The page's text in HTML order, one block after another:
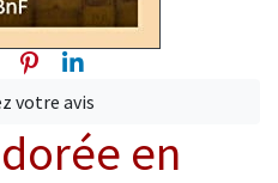
TwitterPinterest
Linkedin
votre avis
en